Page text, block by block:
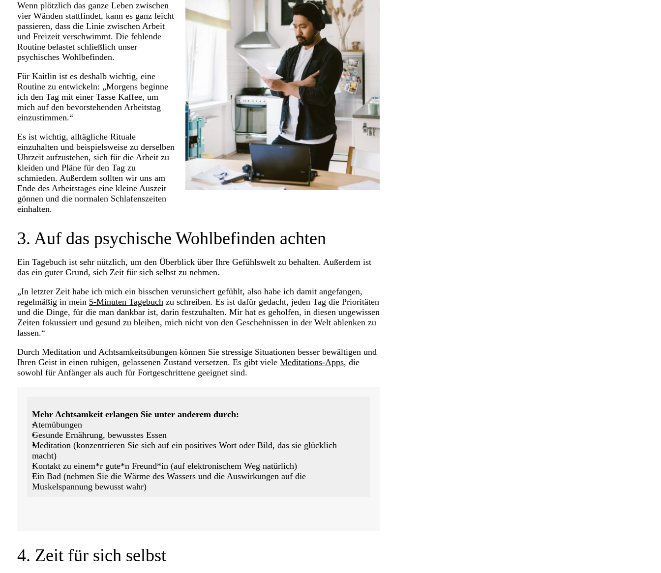
Wenn plötzlich das ganze Leben zwischen
vier Wänden stattfindet, kann es ganz leicht
passieren, dass die Linie zwischen Arbeit
und Freizeit verschwimmt. Die fehlende
Routine belastet schließlich unser
psychisches Wohlbefinden.
Für Kaitlin ist es deshalb wichtig, eine
Routine zu entwickeln: „Morgens beginne
ich den Tag mit einer Tasse Kaffee, um
mich auf den bevorstehenden Arbeitstag
einzustimmen.“
Es ist wichtig, alltägliche Rituale
einzuhalten und beispielsweise zu derselben
Uhrzeit aufzustehen, sich für die Arbeit zu
kleiden und Pläne für den Tag zu
schmieden. Außerdem sollten wir uns am
Ende des Arbeitstages eine kleine Auszeit
gönnen und die normalen Schlafenszeiten
einhalten.
3. Auf das psychische Wohlbefinden achten
Ein Tagebuch ist sehr nützlich, um den Überblick über Ihre Gefühlswelt zu behalten. Außerdem ist
das ein guter Grund, sich Zeit für sich selbst zu nehmen.
„In letzter Zeit habe ich mich ein bisschen verunsichert gefühlt, also habe ich damit angefangen,
regelmäßig in mein 5-Minuten Tagebuch zu schreiben. Es ist dafür gedacht, jeden Tag die Prioritäten
und die Dinge, für die man dankbar ist, darin festzuhalten. Mir hat es geholfen, in diesen ungewissen
Zeiten fokussiert und gesund zu bleiben, mich nicht von den Geschehnissen in der Welt ablenken zu
lassen.“
Durch Meditation und Achtsamkeitsübungen können Sie stressige Situationen besser bewältigen und
Ihren Geist in einen ruhigen, gelassenen Zustand versetzen. Es gibt viele Meditations-Apps, die
sowohl für Anfänger als auch für Fortgeschrittene geeignet sind.
Mehr Achtsamkeit erlangen Sie unter anderem durch:
Atemübungen
Gesunde Ernährung, bewusstes Essen
Meditation (konzentrieren Sie sich auf ein positives Wort oder Bild, das sie glücklich
macht)
Kontakt zu einem*r gute*n Freund*in (auf elektronischem Weg natürlich)
Ein Bad (nehmen Sie die Wärme des Wassers und die Auswirkungen auf die
Muskelspannung bewusst wahr)
4. Zeit für sich selbst